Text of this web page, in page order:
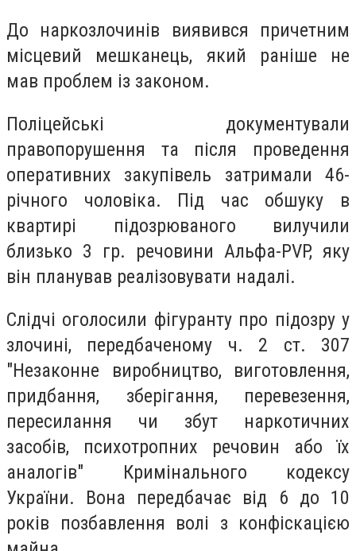
До наркозлочинів виявився причетним
місцевий мешканець, який раніше не
мав проблем із законом.
Поліцейські документували
правопорушення та після проведення
оперативних закупівель затримали 46-
річного чоловіка. Під час обшуку в
квартирі підозрюваного вилучили
близько 3 гр. речовини Альфа-PVP, яку
він планував реалізовувати надалі.
Слідчі оголосили фігуранту про підозру у
злочині, передбаченому ч. 2 ст. 307
"Незаконне виробництво, виготовлення,
придбання, зберігання, перевезення,
пересилання чи збут наркотичних
засобів, психотропних речовин або їх
аналогів" Кримінального кодексу
України. Вона передбачає від 6 до 10
років позбавлення волі з конфіскацією